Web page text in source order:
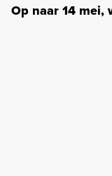
Op naar 14 mei,